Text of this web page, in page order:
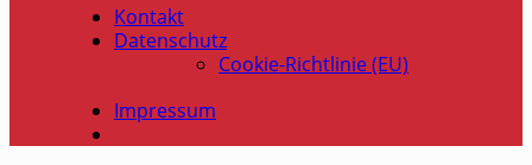
Kontakt
Datenschutz
Cookie-Richtlinie (EU)
Impressum